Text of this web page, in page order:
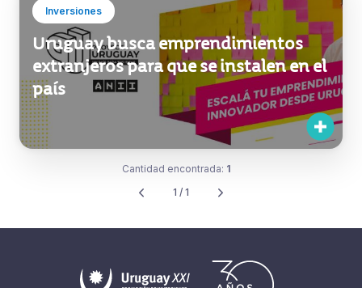
Inversiones
Uruguay busca emprendimientos
extranjeros para que se instalen en el
país
Cantidad encontrada: 1
1 / 1